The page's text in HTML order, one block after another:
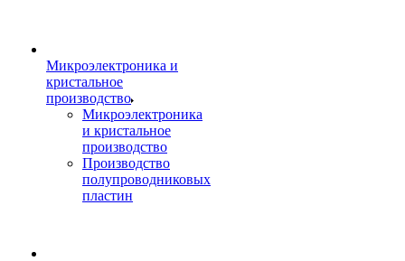
Микроэлектроника и
кристальное
производство
Микроэлектроника
и кристальное
производство
Производство
полупроводниковых
пластин